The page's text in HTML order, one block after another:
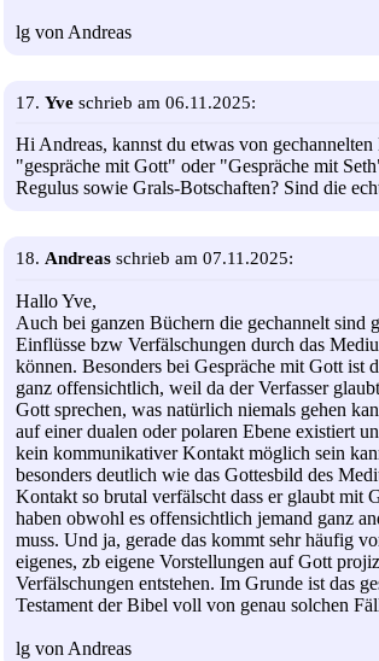
lg von Andreas
17. Yve schrieb am 06.11.2025:
Hi Andreas, kannst du etwas von gechannelten
"gespräche mit Gott" oder "Gespräche mit
Regulus sowie Grals-Botschaften? Sind die
18. Andreas schrieb am 07.11.2025:
Hallo Yve,
Auch bei ganzen Büchern die gechannelt sind
Einflüsse bzw Verfälschungen durch das
können. Besonders bei Gespräche mit Gott ist
ganz offensichtlich, weil da der Verfasser
Gott sprechen, was natürlich niemals gehen
auf einer dualen oder polaren Ebene existiert
kein kommunikativer Kontakt möglich sein
besonders deutlich wie das Gottesbild des
Kontakt so brutal verfälscht dass er glaubt mit
haben obwohl es offensichtlich jemand ganz
muss. Und ja, gerade das kommt sehr häufig
eigenes, zb eigene Vorstellungen auf Gott
Verfälschungen entstehen. Im Grunde ist das
Testament der Bibel voll von genau solchen
lg von Andreas